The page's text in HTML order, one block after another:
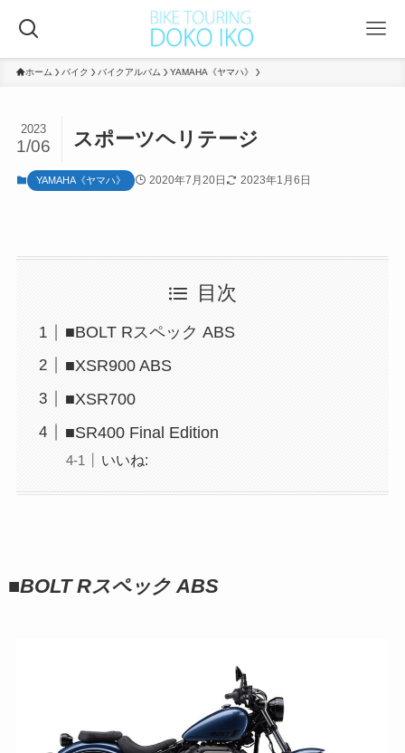
ホーム バイク バイクアルバム YAMAHA《ヤマハ》
スポーツヘリテージ
2023
1/06
YAMAHA《ヤマハ》 2020年7月20日 2023年1月6日
目次
■BOLT Rスペック ABS
■XSR900 ABS
■XSR700
■SR400 Final Edition
いいね:
■BOLT Rスペック ABS